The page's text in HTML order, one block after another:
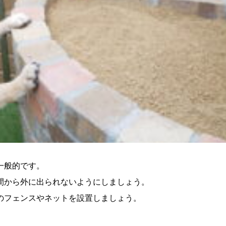
的です。
ら外に出られないようにしましょう。
ェンスやネットを設置しましょう。